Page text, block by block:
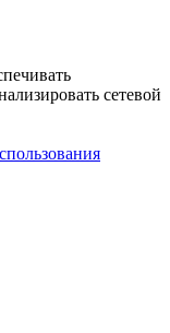
сетевой